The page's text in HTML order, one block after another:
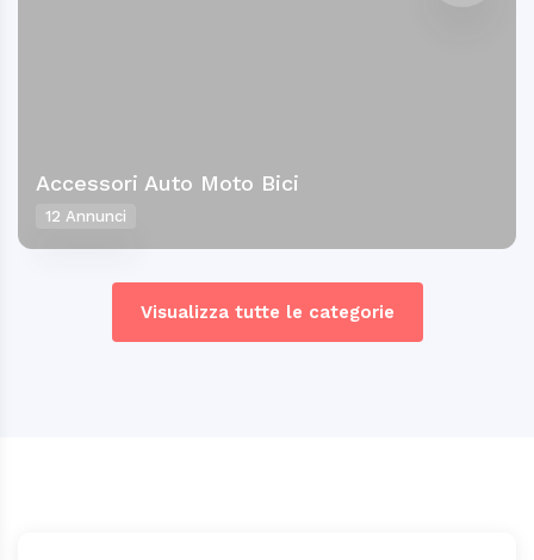
Accessori Auto Moto Bici
12 Annunci
Visualizza tutte le categorie